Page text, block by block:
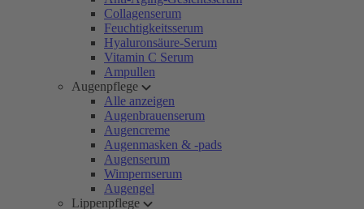
Collagenserum
Feuchtigkeitsserum
Hyaluronsäure-Serum
Vitamin C Serum
Ampullen
Augenpflege
Alle anzeigen
Augenbrauenserum
Augencreme
Augenmasken & -pads
Augenserum
Wimpernserum
Augengel
Lippenpflege